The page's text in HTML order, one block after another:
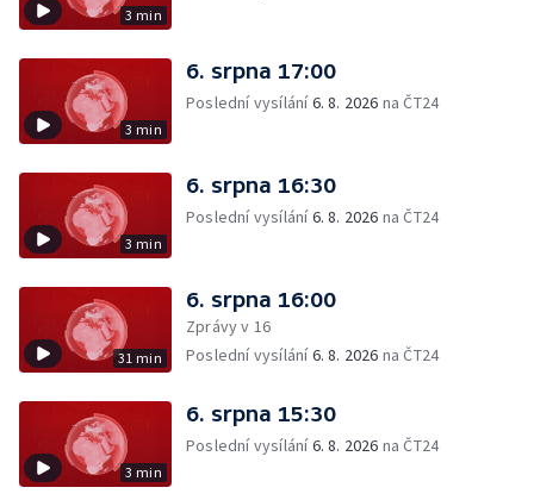
3 min
3 min
6. srpna 17:00
Poslední vysílání6. 8. 2026 na ČT24
3 min
6. srpna 16:30
Poslední vysílání6. 8. 2026 na ČT24
31 min
6. srpna 16:00
Zprávy v 16
Poslední vysílání6. 8. 2026 na ČT24
3 min
6. srpna 15:30
Poslední vysílání6. 8. 2026 na ČT24